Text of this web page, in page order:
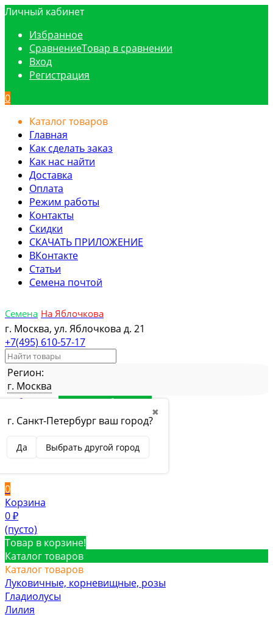
Личный кабинет
Избранное
СравнениеТовар в сравнении
Вход
Регистрация
0
Каталог товаров
Главная
Как сделать заказ
Как нас найти
Доставка
Оплата
Режим работы
Контакты
Скидки
СКАЧАТЬ ПРИЛОЖЕНИЕ
ВКонтакте
Статьи
Семена почтой
Семена На Яблочкова
г. Москва, ул. Яблочкова д. 21
+7(495) 610-57-17
Регион:
г. Москва
✖
г. Санкт-Петербург ваш город?
Да Выбрать другой город
Избранное Товар в избранном
СравнениеТовар в сравнении
Вход
Вход
0
Корзина
0 ₽
(пусто)
Товар в корзине!
Каталог товаров
Каталог товаров
Луковичные, корневищные, розы
Гладиолусы
Лилия